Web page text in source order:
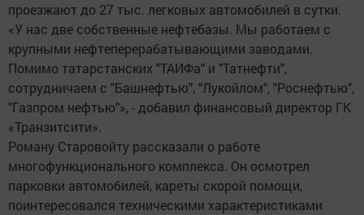
проезжают до 27 тыс. легковых автомобилей в сутки.
«У нас две собственные нефтебазы. Мы работаем с
крупными нефтеперерабатывающими заводами.
Помимо татарстанских "ТАИФа" и "Татнефти",
сотрудничаем с "Башнефтью", "Лукойлом", "Роснефтью",
"Газпром нефтью"», - добавил финансовый директор ГК
«Транзитсити».
Роману Старовойту рассказали о работе
многофункционального комплекса. Он осмотрел
парковки автомобилей, кареты скорой помощи,
поинтересовался техническими характеристиками